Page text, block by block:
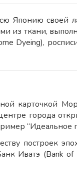
Японию своей
из ткани,
Dyeing),
карточкой
города
“Идеальное
построек
Иватэ (Bank of